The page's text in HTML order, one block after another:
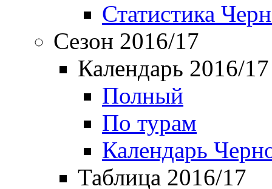
Статистика
Сезон 2016/17
Календарь 2016/17
Полный
По турам
Календарь
Таблица 2016/17